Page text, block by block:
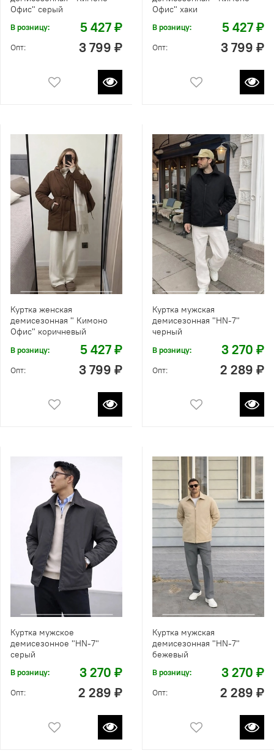
Офис" серый
В розницу: 5 427 ₽
Опт: 3 799 ₽
Офис" хаки
В розницу: 5 427 ₽
Опт: 3 799 ₽
Куртка женская
демисезонная " Кимоно
Офис" коричневый
В розницу: 5 427 ₽
Опт: 3 799 ₽
Куртка мужская
демисезонная "HN-7"
черный
В розницу: 3 270 ₽
Опт: 2 289 ₽
Куртка мужское
демисезонное "HN-7"
серый
В розницу: 3 270 ₽
Опт: 2 289 ₽
Куртка мужская
демисезонная "HN-7"
бежевый
В розницу: 3 270 ₽
Опт: 2 289 ₽